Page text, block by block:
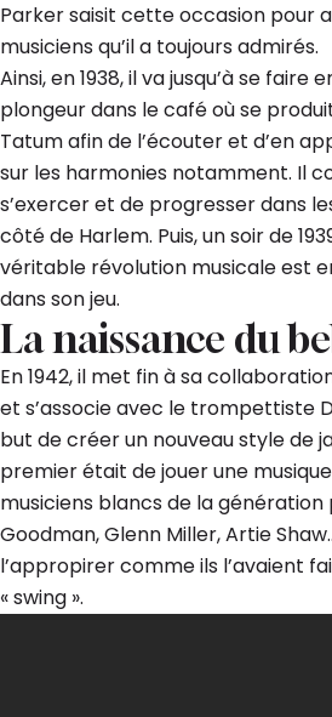
Parker saisit cette occasion pour
musiciens qu’il a toujours admirés.
Ainsi, en 1938, il va jusqu’à se
plongeur dans le café où se
Tatum afin de l’écouter et d’en
sur les harmonies notamment. Il
s’exercer et de progresser dans
côté de Harlem. Puis, un soir de
véritable révolution musicale est
dans son jeu.
La naissance du
En 1942, il met fin à sa
et s’associe avec le trompettiste
but de créer un nouveau style de
premier était de jouer une
musiciens blancs de la
Goodman, Glenn Miller, Artie
l’appropirer comme ils l’avaient
« swing ».